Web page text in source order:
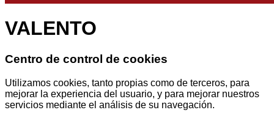
VALENTO
Centro de control de cookies
Utilizamos cookies, tanto propias como de terceros, para
mejorar la experiencia del usuario, y para mejorar nuestros
servicios mediante el análisis de su navegación.